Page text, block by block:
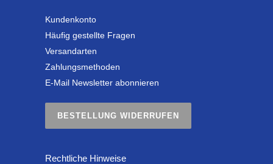
Kundenkonto
Häufig gestellte Fragen
Versandarten
Zahlungsmethoden
E-Mail Newsletter abonnieren
BESTELLUNG WIDERRUFEN
Rechtliche Hinweise